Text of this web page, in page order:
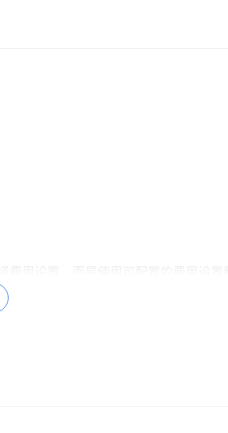
向 LP，而不是依赖于交易量。这些奖
最需要的时候保持流动性。